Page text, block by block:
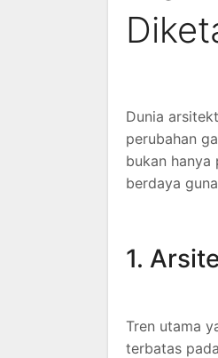
Dunia
perubahan
bukan
berdaya
1.
Tren utama
terbatas